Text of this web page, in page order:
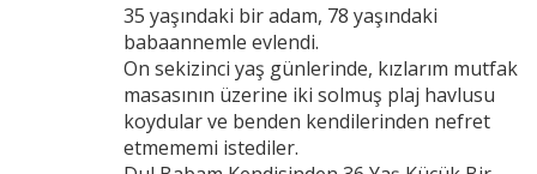
35 yaşındaki bir adam, 78 yaşındaki
babaannemle evlendi.
On sekizinci yaş günlerinde, kızlarım mutfak
masasının üzerine iki solmuş plaj havlusu
koydular ve benden kendilerinden nefret
etmememi istediler.